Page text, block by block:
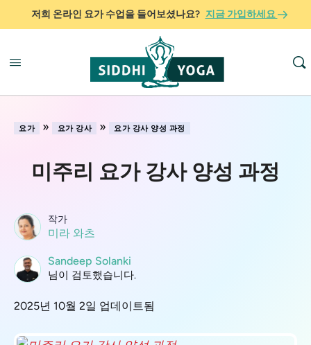
저희 온라인 요가 수업을 들어보셨나요? 지금 가입하세요
요가 » 요가 강사 » 요가 강사 양성 과정
미주리 요가 강사 양성 과정
작가
미라 와츠
Sandeep Solanki
님이 검토했습니다.
2025년 10월 2일 업데이트됨